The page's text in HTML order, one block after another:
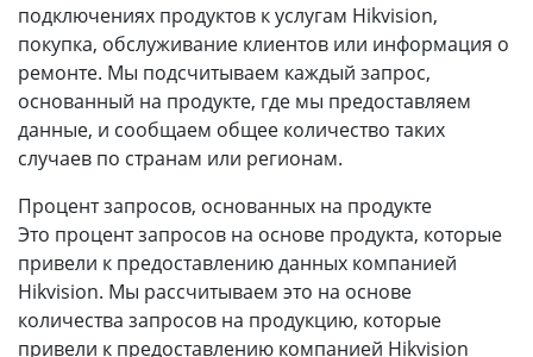
подключениях продуктов к услугам Hikvision,
покупка, обслуживание клиентов или информация о
ремонте. Мы подсчитываем каждый запрос,
основанный на продукте, где мы предоставляем
данные, и сообщаем общее количество таких
случаев по странам или регионам.
Процент запросов, основанных на продукте
Это процент запросов на основе продукта, которые
привели к предоставлению данных компанией
Hikvision. Мы рассчитываем это на основе
количества запросов на продукцию, которые
привели к предоставлению компанией Hikvision